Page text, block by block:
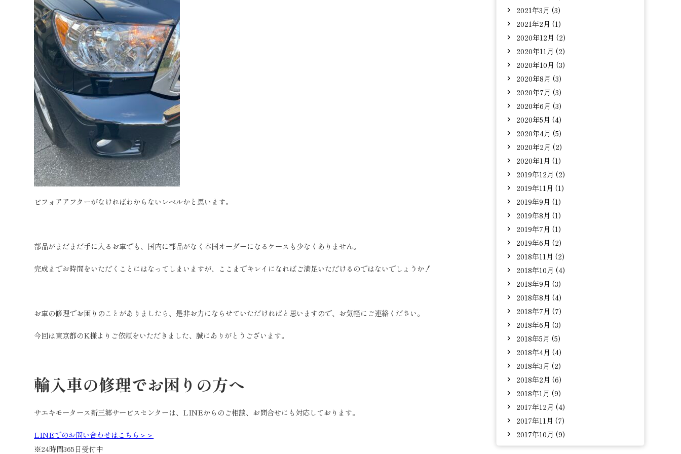
ビフォアアフターがなければわからないレベルかと思います。
部品がまだまだ手に入るお車でも、国内に部品がなく本国オーダーになるケースも少なくありません。
完成までお時間をいただくことにはなってしまいますが、ここまでキレイになればご満足いただけるのではないでしょうか！
お車の修理でお困りのことがありましたら、是非お力にならせていただければと思いますので、お気軽にご連絡ください。
今回は東京都のK様よりご依頼をいただきました、誠にありがとうございます。
輸入車の修理でお困りの方へ
サエキモータース新三郷サービスセンターは、LINEからのご相談、お問合せにも対応しております。
LINEでのお問い合わせはこちら＞＞
※24時間365日受付中
2021年3月 (3)
2021年2月 (1)
2020年12月 (2)
2020年11月 (2)
2020年10月 (3)
2020年8月 (3)
2020年7月 (3)
2020年6月 (3)
2020年5月 (4)
2020年4月 (5)
2020年2月 (2)
2020年1月 (1)
2019年12月 (2)
2019年11月 (1)
2019年9月 (1)
2019年8月 (1)
2019年7月 (1)
2019年6月 (2)
2018年11月 (2)
2018年10月 (4)
2018年9月 (3)
2018年8月 (4)
2018年7月 (7)
2018年6月 (3)
2018年5月 (5)
2018年4月 (4)
2018年3月 (2)
2018年2月 (6)
2018年1月 (9)
2017年12月 (4)
2017年11月 (7)
2017年10月 (9)